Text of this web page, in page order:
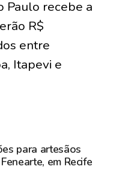
Paulo recebe a
R$
entre
Itapevi e
para artesãos
em Recife